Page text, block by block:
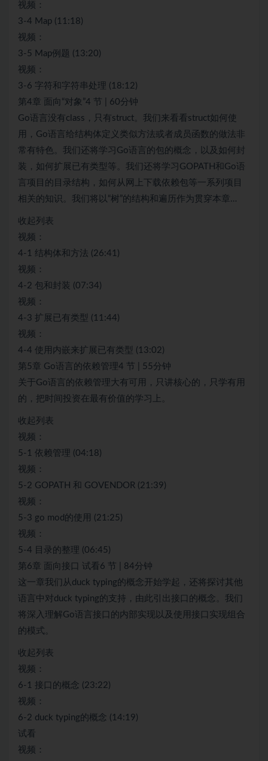
视频：
3-4 Map (11:18)
视频：
3-5 Map例题 (13:20)
视频：
3-6 字符和字符串处理 (18:12)
第4章 面向“对象”4 节 | 60分钟
Go语言没有class，只有struct。我们来看看struct如何使
用，Go语言给结构体定义类似方法或者成员函数的做法非
常有特色。我们还将学习Go语言的包的概念，以及如何封
装，如何扩展已有类型等。我们还将学习GOPATH和Go语
言项目的目录结构，如何从网上下载依赖包等一系列项目
相关的知识。我们将以“树”的结构和遍历作为贯穿本章…
收起列表
视频：
4-1 结构体和方法 (26:41)
视频：
4-2 包和封装 (07:34)
视频：
4-3 扩展已有类型 (11:44)
视频：
4-4 使用内嵌来扩展已有类型 (13:02)
第5章 Go语言的依赖管理4 节 | 55分钟
关于Go语言的依赖管理大有可用，只讲核心的，只学有用
的，把时间投资在最有价值的学习上。
收起列表
视频：
5-1 依赖管理 (04:18)
视频：
5-2 GOPATH 和 GOVENDOR (21:39)
视频：
5-3 go mod的使用 (21:25)
视频：
5-4 目录的整理 (06:45)
第6章 面向接口 试看6 节 | 84分钟
这一章我们从duck typing的概念开始学起，还将探讨其他
语言中对duck typing的支持，由此引出接口的概念。我们
将深入理解Go语言接口的内部实现以及使用接口实现组合
的模式。
收起列表
视频：
6-1 接口的概念 (23:22)
视频：
6-2 duck typing的概念 (14:19)
试看
视频：